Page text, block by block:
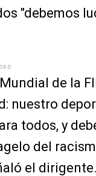
"debemos
de la
nuestro
todos, y
del
el dirigente.